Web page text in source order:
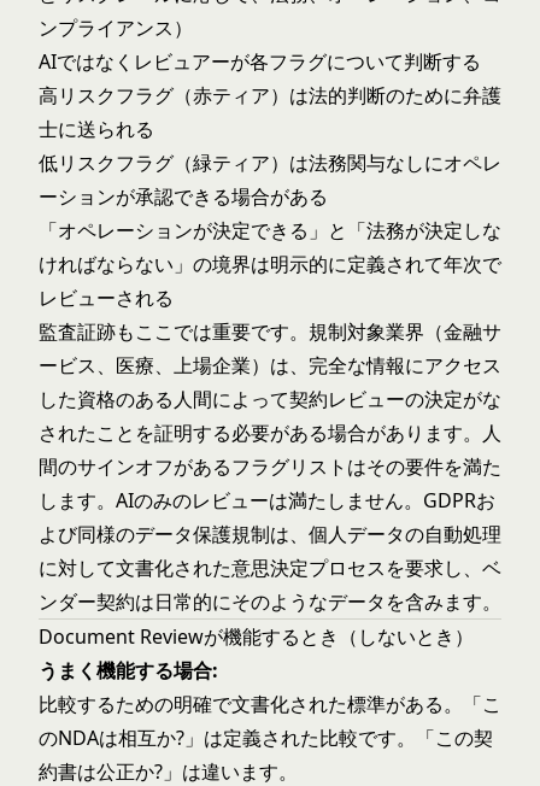
ンプライアンス）
AIではなくレビュアーが各フラグについて判断する
高リスクフラグ（赤ティア）は法的判断のために弁護
士に送られる
低リスクフラグ（緑ティア）は法務関与なしにオペレ
ーションが承認できる場合がある
「オペレーションが決定できる」と「法務が決定しな
ければならない」の境界は明示的に定義されて年次で
レビューされる
監査証跡もここでは重要です。規制対象業界（金融サ
ービス、医療、上場企業）は、完全な情報にアクセス
した資格のある人間によって契約レビューの決定がな
されたことを証明する必要がある場合があります。人
間のサインオフがあるフラグリストはその要件を満た
します。AIのみのレビューは満たしません。 GDPRお
よび同様のデータ保護規制は、個人データの自動処理
に対して文書化された意思決定プロセスを要求し、ベ
ンダー契約は日常的にそのようなデータを含みます。
Document Reviewが機能するとき（しないとき）
うまく機能する場合:
比較するための明確で文書化された標準がある。「こ
のNDAは相互か?」は定義された比較です。「この契
約書は公正か?」は違います。